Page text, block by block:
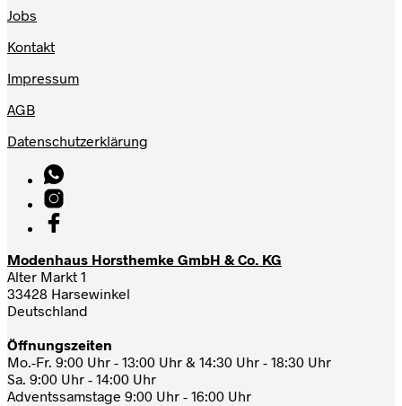
Jobs
Kontakt
Impressum
AGB
Datenschutzerklärung
Modenhaus Horsthemke GmbH & Co. KG
Alter Markt 1
33428 Harsewinkel
Deutschland
Öffnungszeiten
Mo.-Fr. 9:00 Uhr - 13:00 Uhr & 14:30 Uhr - 18:30 Uhr
Sa. 9:00 Uhr - 14:00 Uhr
Adventssamstage 9:00 Uhr - 16:00 Uhr